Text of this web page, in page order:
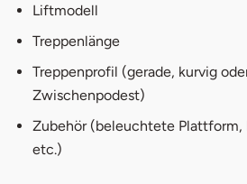
Liftmodell
Treppenlänge
Treppenprofil (gerade, kurvig
Zwischenpodest)
Zubehör (beleuchtete Plattform,
etc.)